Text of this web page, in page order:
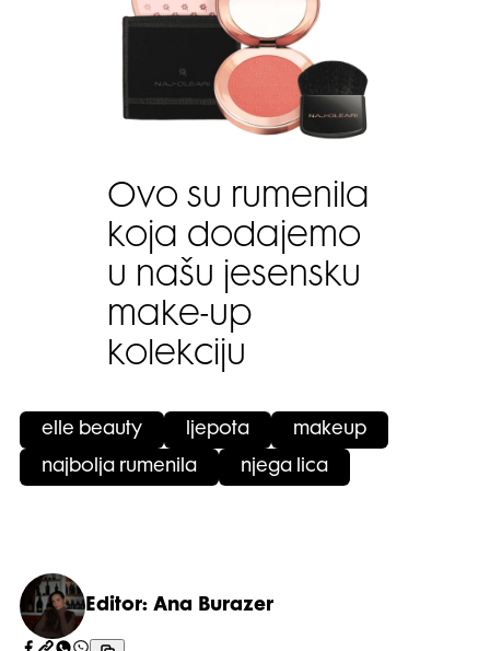
Ovo su rumenila
koja dodajemo
u našu jesensku
make-up
kolekciju
elle beauty ljepota makeup
najbolja rumenila njega lica
Editor: Ana Burazer